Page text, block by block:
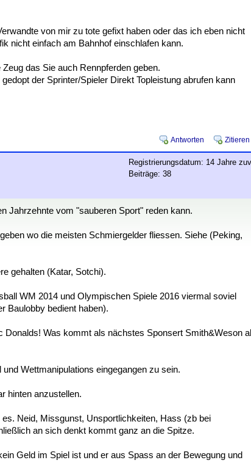
von mir zu tote gefixt haben oder das ich eben nicht
nicht einfach am Bahnhof einschlafen kann.
das Sie auch Rennpferden geben.
der Sprinter/Spieler Direkt Topleistung abrufen kann
Antworten Zitieren
Registrierungsdatum: 14 Jahre
Beiträge: 38
Jahrzehnte vom "sauberen Sport" reden kann.
wo die meisten Schmiergelder fliessen. Siehe (Peking,
gehalten (Katar, Sotchi).
WM 2014 und Olympischen Spiele 2016 viermal soviel
Baulobby bedient haben).
Was kommt als nächstes Sponsert Smith&Weson
Wettmanipulations eingegangen zu sein.
hinten anzustellen.
Neid, Missgunst, Unsportlichkeiten, Hass (zb bei
an sich denkt kommt ganz an die Spitze.
Geld im Spiel ist und er aus Spass an der Bewegung und